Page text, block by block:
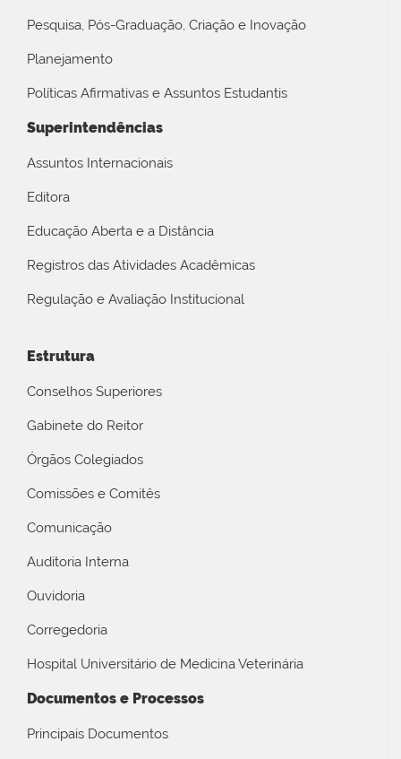
Pesquisa, Pós-Graduação, Criação e Inovação
Planejamento
Políticas Afirmativas e Assuntos Estudantis
Superintendências
Assuntos Internacionais
Editora
Educação Aberta e a Distância
Registros das Atividades Acadêmicas
Regulação e Avaliação Institucional
Estrutura
Conselhos Superiores
Gabinete do Reitor
Órgãos Colegiados
Comissões e Comitês
Comunicação
Auditoria Interna
Ouvidoria
Corregedoria
Hospital Universitário de Medicina Veterinária
Documentos e Processos
Principais Documentos